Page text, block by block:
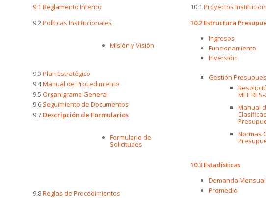
9.1 Reglamento Interno
9.2Políticas Institucionales
Misión y Visión
9.3 Plan Estratégico
9.4Manual de Procedimiento
9.5 Organigrama General
9.6 Seguimiento de Documentos
9.7 Descripción de Formularios
Formulario de
Solicitudes
9.8Reglas de Procedimientos
10.1 Proyectos
10.2 Estructura
Ingresos
Funcionamiento
Inversión
Gestión
MEF
Manual
Normas
10.3 Estadísticas
Demanda Mensual
Promedio